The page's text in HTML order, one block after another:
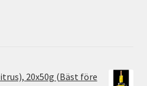
20x50g (Bäst före